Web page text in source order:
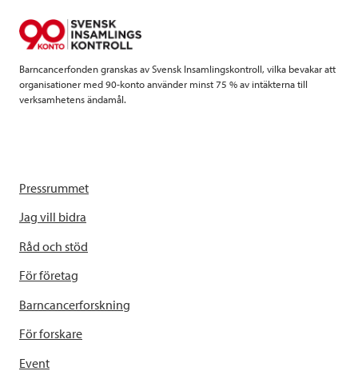
k
Barncancerfonden granskas av Svensk Insamlingskontroll, vilka bevakar att
organisationer med 90-konto använder minst 75 % av intäkterna till
verksamhetens ändamål.
Pressrummet
Jag vill bidra
Råd och stöd
För företag
Barncancerforskning
För forskare
Event